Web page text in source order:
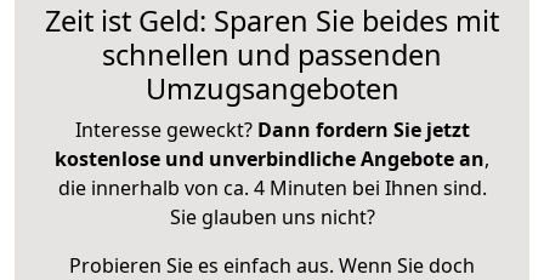
Zeit ist Geld: Sparen Sie beides mit
schnellen und passenden
Umzugsangeboten
Interesse geweckt? Dann fordern Sie jetzt
kostenlose und unverbindliche Angebote an,
die innerhalb von ca. 4 Minuten bei Ihnen sind.
Sie glauben uns nicht?
Probieren Sie es einfach aus. Wenn Sie doch